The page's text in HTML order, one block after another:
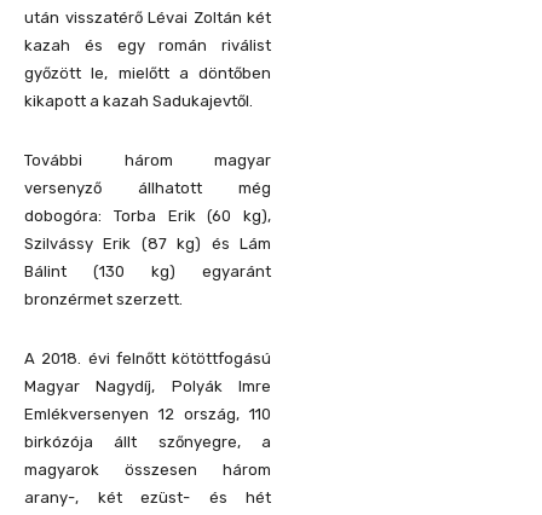
után visszatérő Lévai Zoltán két
kazah és egy román riválist
győzött le, mielőtt a döntőben
kikapott a kazah Sadukajevtől.
További három magyar
versenyző állhatott még
dobogóra: Torba Erik (60 kg),
Szilvássy Erik (87 kg) és Lám
Bálint (130 kg) egyaránt
bronzérmet szerzett.
A 2018. évi felnőtt kötöttfogású
Magyar Nagydíj, Polyák Imre
Emlékversenyen 12 ország, 110
birkózója állt szőnyegre, a
magyarok összesen három
arany-, két ezüst- és hét